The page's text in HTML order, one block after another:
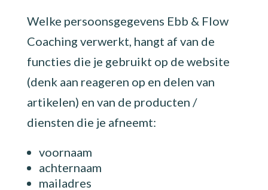
Welke persoonsgegevens Ebb & Flow
Coaching verwerkt, hangt af van de
functies die je gebruikt op de website
(denk aan reageren op en delen van
artikelen) en van de producten /
diensten die je afneemt:
voornaam
achternaam
mailadres